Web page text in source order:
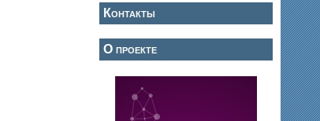
Контакты
О проекте